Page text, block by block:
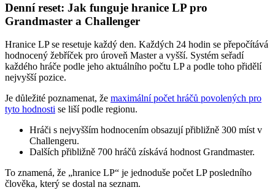
Denní reset: Jak funguje hranice LP pro
Grandmaster a Challenger
Hranice LP se resetuje každý den. Každých 24 hodin se přepočítává
hodnocený žebříček pro úroveň Master a vyšší. Systém seřadí
každého hráče podle jeho aktuálního počtu LP a podle toho přidělí
nejvyšší pozice.
Je důležité poznamenat, že maximální počet hráčů povolených pro
tyto hodnosti se liší podle regionu.
Hráči s nejvyšším hodnocením obsazují přibližně 300 míst v
Challengeru.
Dalších přibližně 700 hráčů získává hodnost Grandmaster.
To znamená, že „hranice LP“ je jednoduše počet LP posledního
člověka, který se dostal na seznam.